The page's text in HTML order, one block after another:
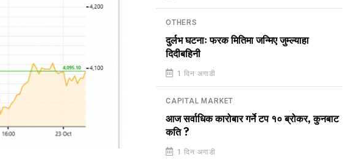
OTHERS
दुर्लभ घटनाः फरक मितिमा जन्मिए जुम्ल्याहा
दिदीबहिनी
1 दिन अगाडी
CAPITAL MARKET
आज सर्वाधिक कारोबार गर्ने टप १० ब्रोकर, कुनबाट
कति ?
1 दिन अगाडी